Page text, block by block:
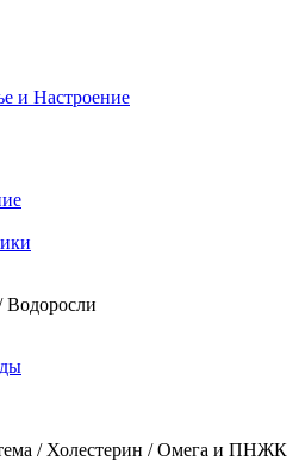
и Настроение
Водоросли
/ Холестерин / Омега и ПНЖК